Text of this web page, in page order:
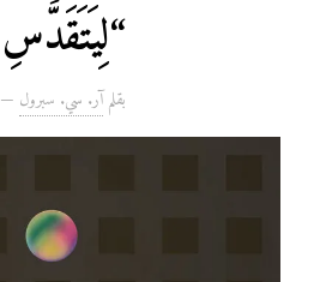
بقلم آر. سي. سبرول —